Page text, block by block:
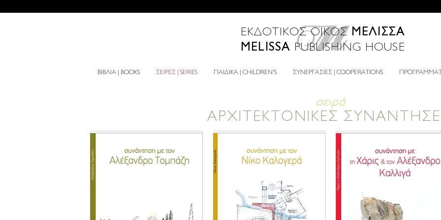
ΕΚΔΟΤΙΚΟΣ ΟΙΚΟΣ ΜΕΛΙΣΣΑ
MELISSA PUBLISHING HOUSE
ΒΙΒΛΙΑ | BOOKS ΣΕΙΡΕΣ | SERIES ΠΑΙΔΙΚΑ | CHILDREN'S ΣΥΝΕΡΓΑΣΙΕΣ | COOPERATIONS
ΑΡΧΙΤΕΚΤΟΝΙΚΕΣ
σειρά